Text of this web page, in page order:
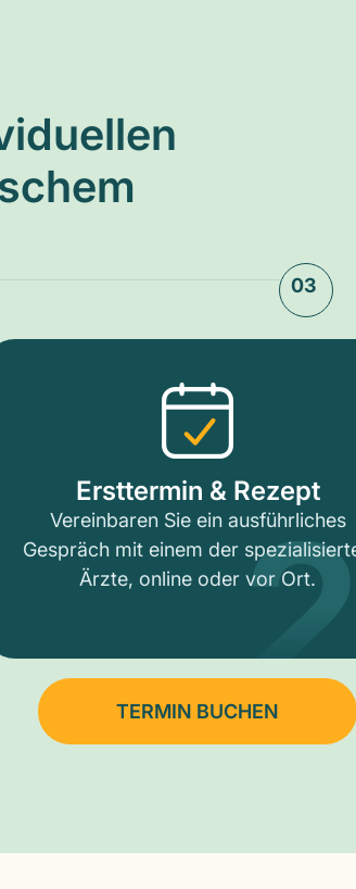
03
Ersttermin & Rezept
Vereinbaren Sie ein ausführliches
Gespräch mit einem der
Ärzte, online oder vor Ort.
TERMIN BUCHEN